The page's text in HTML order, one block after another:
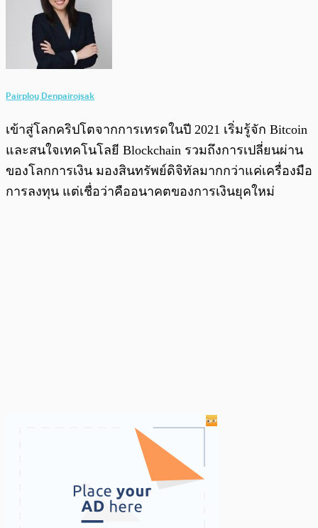
Pairploy Denpairojsak
เข้าสู่โลกคริปโตจากการเทรดในปี 2021 เริ่มรู้จัก Bitcoin
และสนใจเทคโนโลยี Blockchain รวมถึงการเปลี่ยนผ่าน
ของโลกการเงิน มองสินทรัพย์ดิจิทัลมากกว่าแค่เครื่องมือ
การลงทุน แต่เชื่อว่าคืออนาคตของการเงินยุคใหม่